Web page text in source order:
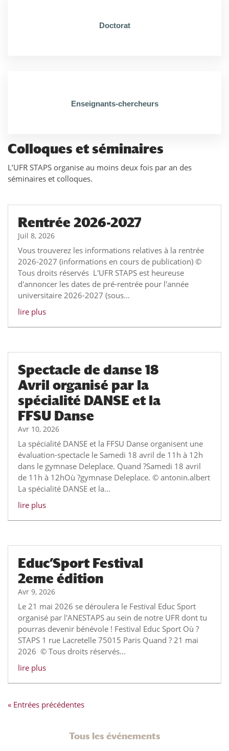
Doctorat
Enseignants-chercheurs
Colloques et séminaires
L’UFR STAPS organise au moins deux fois par an des
séminaires et colloques.
Rentrée 2026-2027
Juil 8, 2026
Vous trouverez les informations relatives à la rentrée
2026-2027 (informations en cours de publication) ©
Tous droits réservés L'UFR STAPS est heureuse
d'annoncer les dates de pré-rentrée pour l'année
universitaire 2026-2027 (sous...
lire plus
Spectacle de danse 18
Avril organisé par la
spécialité DANSE et la
FFSU Danse
Avr 10, 2026
La spécialité DANSE et la FFSU Danse organisent une
évaluation-spectacle le Samedi 18 avril de 11h à 12h
dans le gymnase Deleplace. Quand ?Samedi 18 avril
de 11h à 12hOù ?gymnase Deleplace. © antonin.albert
La spécialité DANSE et la...
lire plus
Educ’Sport Festival
2eme édition
Avr 9, 2026
Le 21 mai 2026 se déroulera le Festival Educ Sport
organisé par l'ANESTAPS au sein de notre UFR dont tu
pourras devenir bénévole ! Festival Educ Sport Où ?
STAPS 1 rue Lacretelle 75015 Paris Quand ? 21 mai
2026 © Tous droits réservés...
lire plus
« Entrées précédentes
Tous les événements